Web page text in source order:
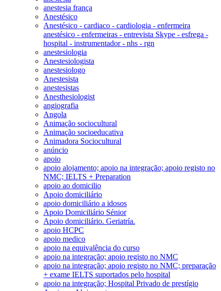
anestesia frança
Anestésico
Anestésico - cardiaco - cardiologia - enfermeira
anestésico - enfermeiras - entrevista Skype - esfrega -
hospital - instrumentador - nhs - rgn
anestesiologia
Anestesiologista
anestesiologo
Anestesista
anestesistas
Anesthesiologist
angiografia
Angola
Animação sociocultural
Animação socioeducativa
Animadora Sociocultural
anúncio
apoio
apoio alojamento; apoio na integração; apoio registo no
NMC; IELTS + Preparation
apoio ao domicilio
Apoio domiciliário
apoio domiciliário a idosos
Apoio Domiciliário Sénior
Apoio domiciliário. Geriatría.
apoio HCPC
apoio medico
apoio na equivalência do curso
apoio na integração; apoio registo no NMC
apoio na integração; apoio registo no NMC; preparação
+ exame IELTS suportados pelo hospital
apoio na integração; Hospital Privado de prestígio